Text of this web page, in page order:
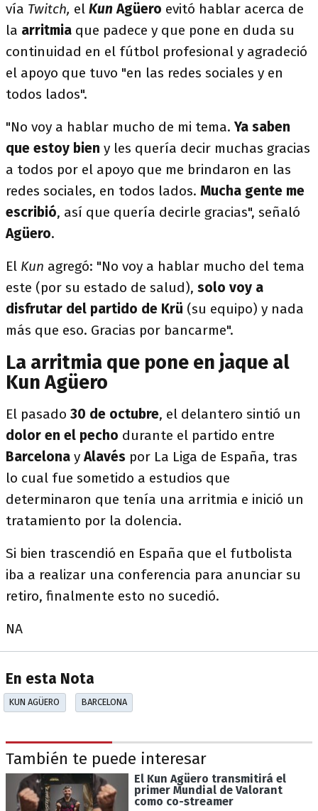
vía Twitch, el KunAgüero evitó hablar acerca de
la arritmia que padece y que pone en duda su
continuidad en el fútbol profesional y agradeció
el apoyo que tuvo "en las redes sociales y en
todos lados".
"No voy a hablar mucho de mi tema. Ya saben
que estoy bien y les quería decir muchas gracias
a todos por el apoyo que me brindaron en las
redes sociales, en todos lados. Mucha gente me
escribió, así que quería decirle gracias", señaló
Agüero.
El Kun agregó: "No voy a hablar mucho del tema
este (por su estado de salud), solo voy a
disfrutar del partido de Krü (su equipo) y nada
más que eso. Gracias por bancarme".
La arritmia que pone en jaque al
Kun Agüero
El pasado 30 de octubre, el delantero sintió un
dolor en el pecho durante el partido entre
Barcelona yAlavés por La Liga de España, tras
lo cual fue sometido a estudios que
determinaron que tenía una arritmia e inició un
tratamiento por la dolencia.
Si bien trascendió en España que el futbolista
iba a realizar una conferencia para anunciar su
retiro, finalmente esto no sucedió.
NA
En esta Nota
KUN AGÜERO BARCELONA
También te puede interesar
El Kun Agüero transmitirá el
primer Mundial de Valorant
como co-streamer